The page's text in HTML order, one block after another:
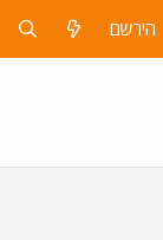
הירשם